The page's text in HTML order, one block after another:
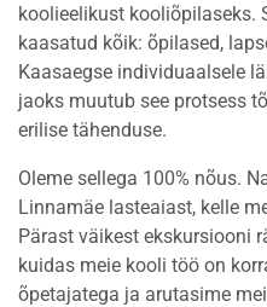
koolieelikust kooliõpilaseks.
kaasatud kõik: õpilased,
Kaasaegse individuaalsele
jaoks muutub see protsess
erilise tähenduse.
Oleme sellega 100% nõus.
Linnamäe lasteaiast, kelle
Pärast väikest ekskursiooni
kuidas meie kooli töö on
õpetajatega ja arutasime